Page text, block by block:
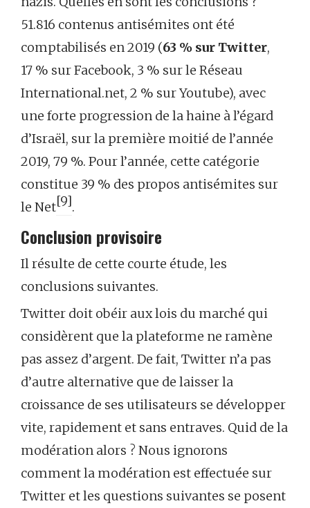
51.816 contenus antisémites ont été
comptabilisés en 2019 (63 % sur Twitter,
17 % sur Facebook, 3 % sur le Réseau
International.net, 2 % sur Youtube), avec
une forte progression de la haine à l’égard
d’Israël, sur la première moitié de l’année
2019, 79 %. Pour l’année, cette catégorie
constitue 39 % des propos antisémites sur
le Net[9].
Conclusion provisoire
Il résulte de cette courte étude, les
conclusions suivantes.
Twitter doit obéir aux lois du marché qui
considèrent que la plateforme ne ramène
pas assez d’argent. De fait, Twitter n’a pas
d’autre alternative que de laisser la
croissance de ses utilisateurs se développer
vite, rapidement et sans entraves. Quid de la
modération alors ? Nous ignorons
comment la modération est effectuée sur
Twitter et les questions suivantes se posent